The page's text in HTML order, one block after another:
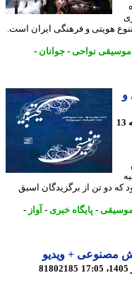
هویتی و فرهنگی ایران است.
نواحی -جوانان-
دو تن از برگزیدگان اسبق
-پایگاه خبری- آواز-
+ ویدیو
81802185